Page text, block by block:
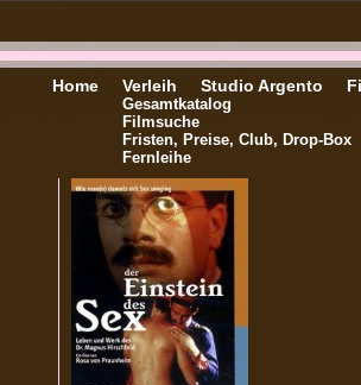
Home Verleih
Gesamtkatalog
Filmsuche
Fristen, Preise, Club, Drop-Box
Fernleihe
Studio Argento